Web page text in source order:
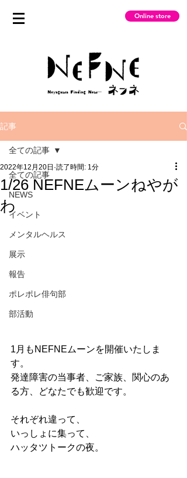
Online store
記事
全ての記事
NEWS
イベント
メンタルヘルス
展示
報告
ポレポレ俳句部
部活動
全ての記事
1/26 NEFNEムーンねやが
わ
2022年12月20日 読了時間: 1分
1月もNEFNEムーンを開催いたしま
す。
発達障害の当事者、ご家族、関心のあ
る方、どなたでも歓迎です。
それぞれ違って、
いっしょに集って、
ハッタツトークの夜。